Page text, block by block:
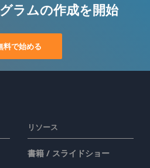
ラムの作成を開始
料で始める
リソース
書籍 / スライドショー